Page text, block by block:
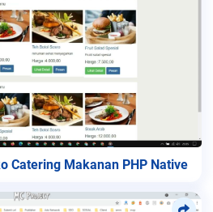
Catering Makanan PHP Native